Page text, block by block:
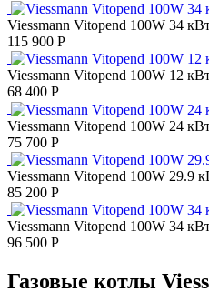
Viessmann Vitopend 100W 34
115 900 Р
Viessmann Vitopend 100W 12
68 400 Р
Viessmann Vitopend 100W 24
75 700 Р
Viessmann Vitopend 100W 29.9
85 200 Р
Viessmann Vitopend 100W 34
96 500 Р
Газовые котлы